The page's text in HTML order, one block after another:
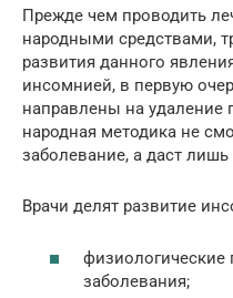
Прежде чем проводить
народными средствами,
развития данного
инсомнией, в первую
направлены на удаление
народная методика не
заболевание, а даст
Врачи делят развитие
физиологические
заболевания;